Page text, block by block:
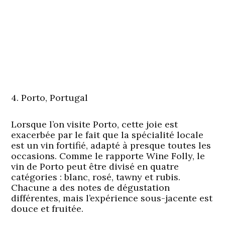
4. Porto, Portugal
Lorsque l’on visite Porto, cette joie est
exacerbée par le fait que la spécialité locale
est un vin fortifié, adapté à presque toutes les
occasions. Comme le rapporte Wine Folly, le
vin de Porto peut être divisé en quatre
catégories : blanc, rosé, tawny et rubis.
Chacune a des notes de dégustation
différentes, mais l’expérience sous-jacente est
douce et fruitée.